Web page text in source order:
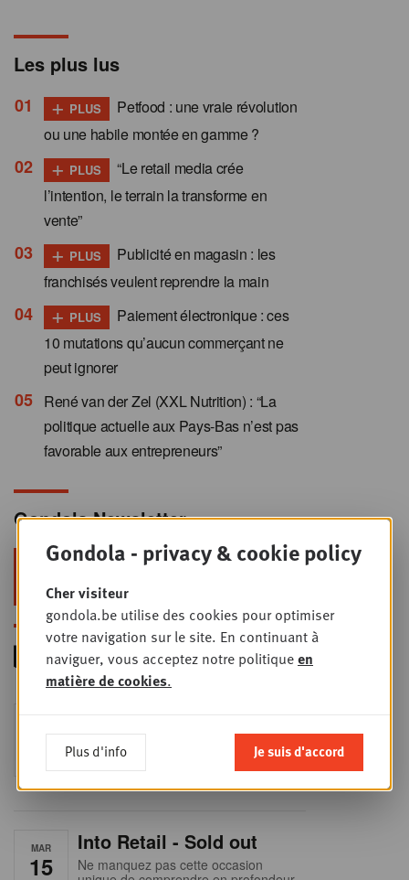
Les plus lus
+ PLUS
Petfood : une vraie révolution
ou une habile montée en gamme ?
+ PLUS
“Le retail media crée
l’intention, le terrain la transforme en
vente”
+ PLUS
Publicité en magasin : les
franchisés veulent reprendre la main
+ PLUS
Paiement électronique : ces
10 mutations qu’aucun commerçant ne
peut ignorer
René van der Zel (XXL Nutrition) : “La
politique actuelle aux Pays-Bas n’est pas
favorable aux entrepreneurs”
Gondola Newsletter
Restez au top dans le retail & le
foodservice !
9
business planning
Intro to Negotiation: Succes aan de
onderhandelingstafel is geen toeval!
MAR
15
Into Retail - Sold out
Ne manquez pas cette occasion
Gondola - privacy & cookie policy
Cher visiteur
gondola.be utilise des cookies pour optimiser
votre navigation sur le site. En continuant à
naviguer, vous acceptez notre politiqueen
matière de cookies.
Plus d'info Je suis d'accord